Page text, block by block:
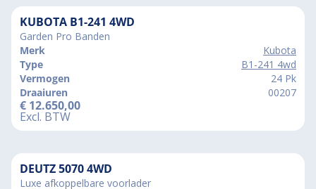
KUBOTA B1-241 4WD
Garden Pro Banden
Merk
Kubota
Type
B1-241 4wd
Vermogen
24 Pk
Draaiuren
00207
€ 12.650,00
Excl. BTW
DEUTZ 5070 4WD
Luxe afkoppelbare voorlader